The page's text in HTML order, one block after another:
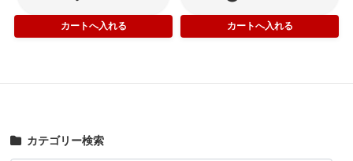
カテゴリー検索